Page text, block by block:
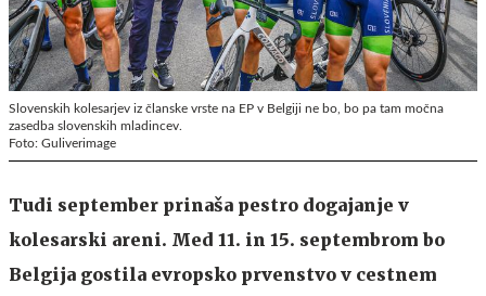
Slovenskih kolesarjev iz članske vrste na EP v Belgiji ne bo, bo pa tam močna
zasedba slovenskih mladincev.
Foto: Guliverimage
Tudi september prinaša pestro dogajanje v
kolesarski areni. Med 11. in 15. septembrom bo
Belgija gostila evropsko prvenstvo v cestnem